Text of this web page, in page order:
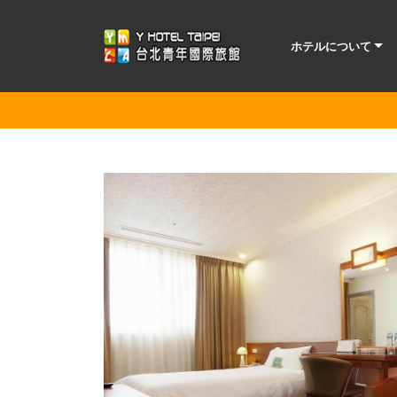
ホテルについて